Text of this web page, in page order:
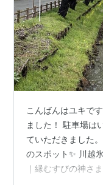
こんばんはユキで
ました！ 駐車場は
ていただきました
のスポット✨ 川越
｜縁むすびの神さ